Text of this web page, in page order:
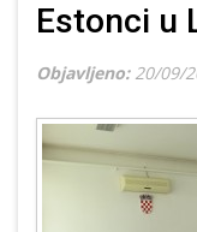
Estonci u
Objavljeno: 20/09/